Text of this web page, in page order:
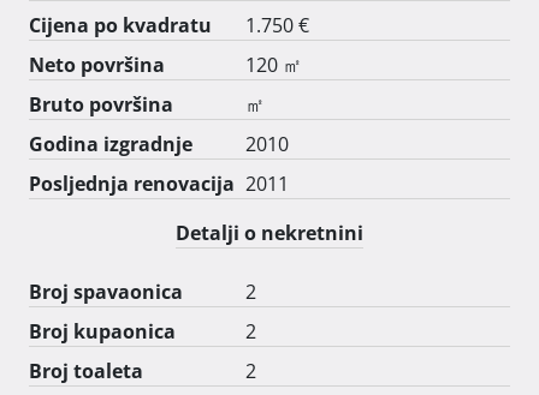
Cijena po kvadratu
1.750 €
Neto površina
120 ㎡
Bruto površina
㎡
Godina izgradnje
2010
Posljednja renovacija 2011
Detalji o nekretnini
Broj spavaonica
2
Broj kupaonica
2
Broj toaleta
2